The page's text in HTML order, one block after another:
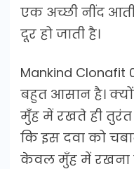
एक अच्छी नींद
दूर हो जाती है।
Mankind
बहुत आसान है।
मुँह में रखते ही तुरंत
कि इस दवा को
केवल मुँह में रखना